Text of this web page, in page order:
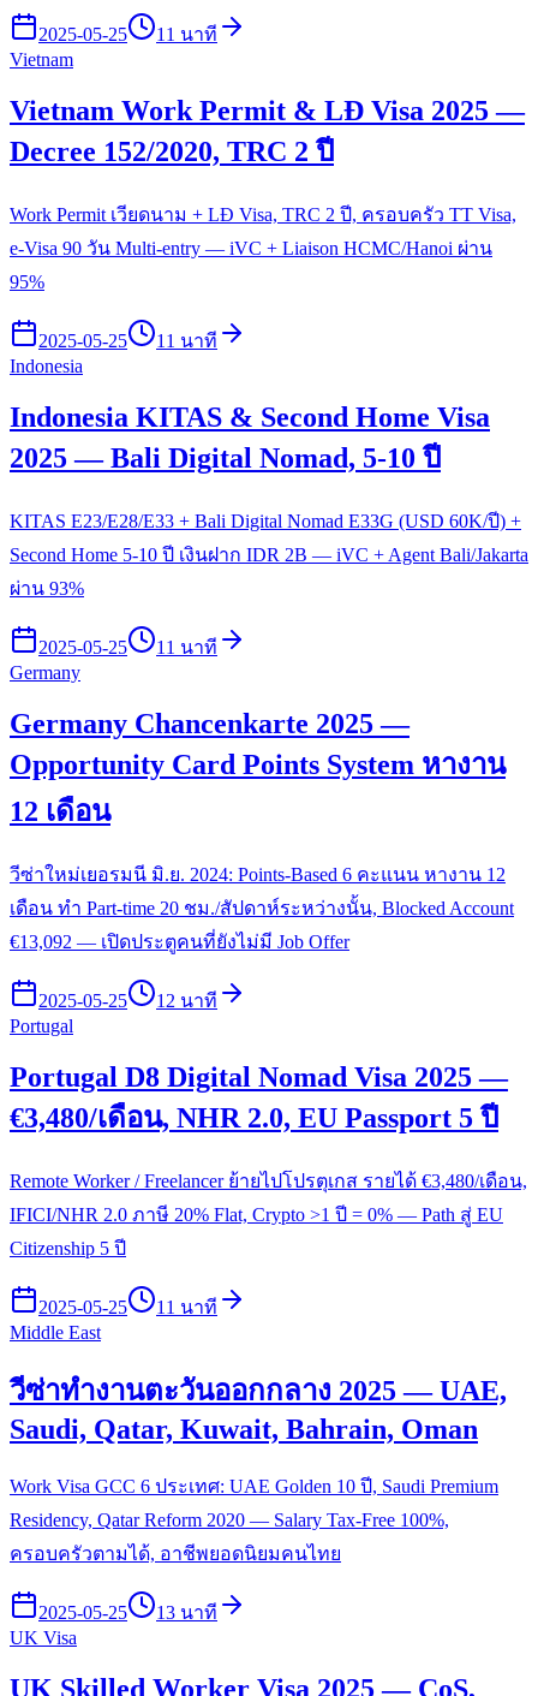
2025-05-25
11 นาที
Vietnam
Vietnam Work Permit & LĐ Visa 2025 —
Decree 152/2020, TRC 2 ปี
Work Permit เวียดนาม + LĐ Visa, TRC 2 ปี, ครอบครัว TT Visa,
e-Visa 90 วัน Multi-entry — iVC + Liaison HCMC/Hanoi ผ่าน
95%
2025-05-25
11 นาที
Indonesia
Indonesia KITAS & Second Home Visa
2025 — Bali Digital Nomad, 5-10 ปี
KITAS E23/E28/E33 + Bali Digital Nomad E33G (USD 60K/ปี) +
Second Home 5-10 ปี เงินฝาก IDR 2B — iVC + Agent Bali/Jakarta
ผ่าน 93%
2025-05-25
11 นาที
Germany
Germany Chancenkarte 2025 —
Opportunity Card Points System หางาน
12 เดือน
วีซ่าใหม่เยอรมนี มิ.ย. 2024: Points-Based 6 คะแนน หางาน 12
เดือน ทำ Part-time 20 ชม./สัปดาห์ระหว่างนั้น, Blocked Account
€13,092 — เปิดประตูคนที่ยังไม่มี Job Offer
2025-05-25
12 นาที
Portugal
Portugal D8 Digital Nomad Visa 2025 —
€3,480/เดือน, NHR 2.0, EU Passport 5 ปี
Remote Worker / Freelancer ย้ายไปโปรตุเกส รายได้ €3,480/เดือน,
IFICI/NHR 2.0 ภาษี 20% Flat, Crypto >1 ปี = 0% — Path สู่ EU
Citizenship 5 ปี
2025-05-25
11 นาที
Middle East
วีซ่าทำงานตะวันออกกลาง 2025 — UAE,
Saudi, Qatar, Kuwait, Bahrain, Oman
Work Visa GCC 6 ประเทศ: UAE Golden 10 ปี, Saudi Premium
Residency, Qatar Reform 2020 — Salary Tax-Free 100%,
ครอบครัวตามได้, อาชีพยอดนิยมคนไทย
2025-05-25
13 นาที
UK Visa
UK Skilled Worker Visa 2025 — CoS,